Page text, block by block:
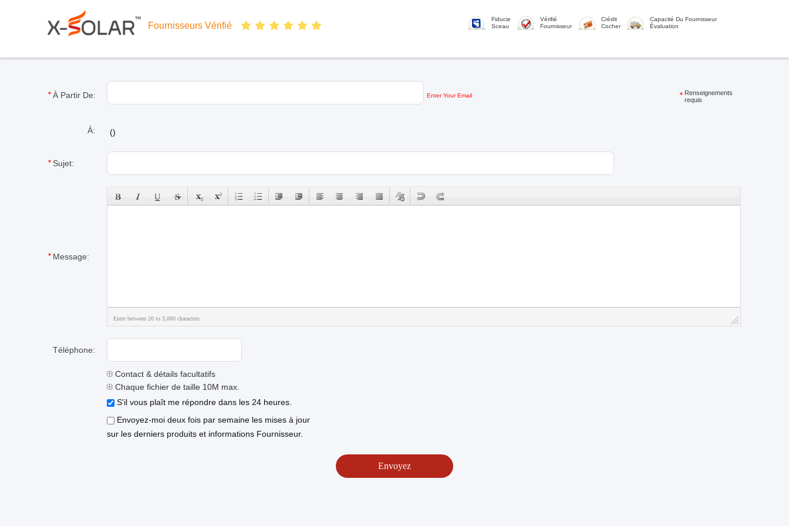
Fournisseurs Vérifié
Fiducie
Sceau
Vérifié
Fournisseur
Crédit
Cocher
Capacité Du Fournisseur
Évaluation
À Partir De: Enter Your Email
Renseignements
requis
À: ()
Sujet:
Message:
Enter between 20 to 3,000 characters.
Téléphone:
Contact & détails facultatifs
Chaque fichier de taille 10M max.
S'il vous plaît me répondre dans les 24 heures.
Envoyez-moi deux fois par semaine les mises à jour
sur les derniers produits et informations Fournisseur.